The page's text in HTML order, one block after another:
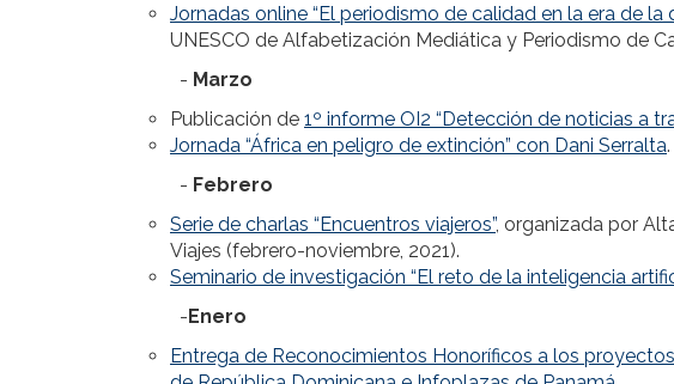
Jornadas online “El periodismo de calidad en la era de la
UNESCO de Alfabetización Mediática y Periodismo de
- Marzo
Publicación de 1º informe OI2 “Detección de noticias a
Jornada “África en peligro de extinción” con Dani Serralta.
- Febrero
Serie de charlas “Encuentros viajeros”, organizada por
Viajes (febrero-noviembre, 2021).
Seminario de investigación “El reto de la inteligencia
-Enero
Entrega de Reconocimientos Honoríficos a los